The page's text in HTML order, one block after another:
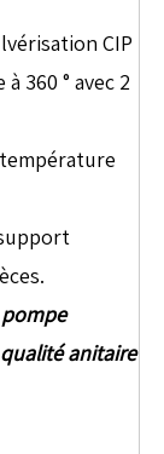
CIP
360 ° avec 2
anitaire